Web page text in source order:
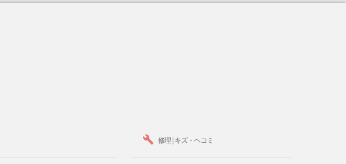
修理 | キズ・ヘコミ